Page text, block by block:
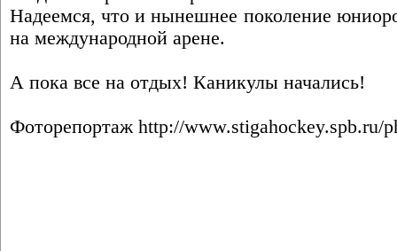
Надеемся, что и нынешнее поколение
на международной арене.
А пока все на отдых! Каникулы начались!
Фоторепортаж http://www.stigahockey.spb.ru/